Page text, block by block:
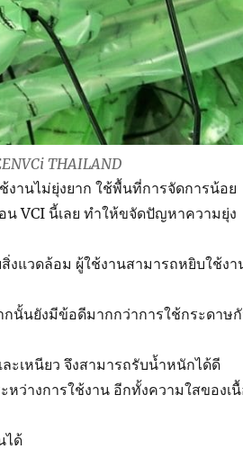
THAILAND
านไม่ยุ่งยาก ใช้พื้นที่การจัดการน้อย
VCI นี้เลย ทำให้ขจัดปัญหาความยุ่ง
งแวดล้อม ผู้ใช้งานสามารถหยิบใช้งา
นั้นยังมีข้อดีมากกว่าการใช้กระดาษ
ะเหนียว จึงสามารถรับน้ำหนักได้ดี
ว่างการใช้งาน อีกทั้งความใสของเ
ได้